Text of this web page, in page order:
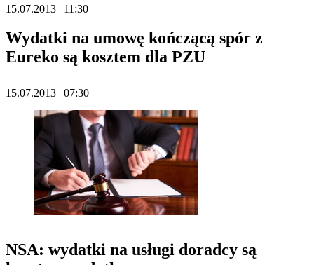
15.07.2013 | 11:30
Wydatki na umowę kończącą spór z
Eureko są kosztem dla PZU
15.07.2013 | 07:30
NSA: wydatki na usługi doradcy są